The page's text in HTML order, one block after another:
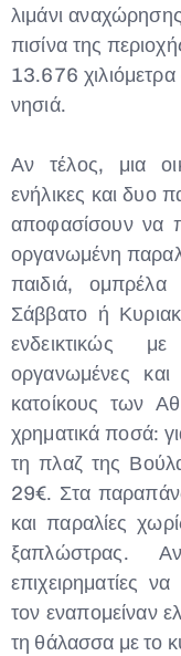
λιμάνι
πισίνα της
13.676
νησιά.
Αν τέλος, μια
ενήλικες και δυο
αποφασίσουν να
οργανωμένη
παιδιά,
Σάββατο ή
ενδεικτικώς
οργανωμένες
κατοίκους των
χρηματικά ποσά:
τη πλαζ της
29€. Στα
και παραλίες
ξαπλώστρας.
επιχειρηματίες
τον εναπομείναν
τη θάλασσα με το